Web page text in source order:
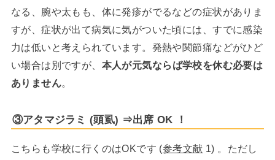
なる、腕や太もも、体に発疹がでるなどの症状がありま
すが、症状が出て病気に気がついた頃には、すでに感染
力は低いと考えられています。発熱や関節痛などがひど
い場合は別ですが、 本人が元気ならば学校を休む必要は
ありません。
③アタマジラミ (頭虱) ⇒出席 OK ！
こちらも学校に行くのはOKです (参考文献 1) 。ただし